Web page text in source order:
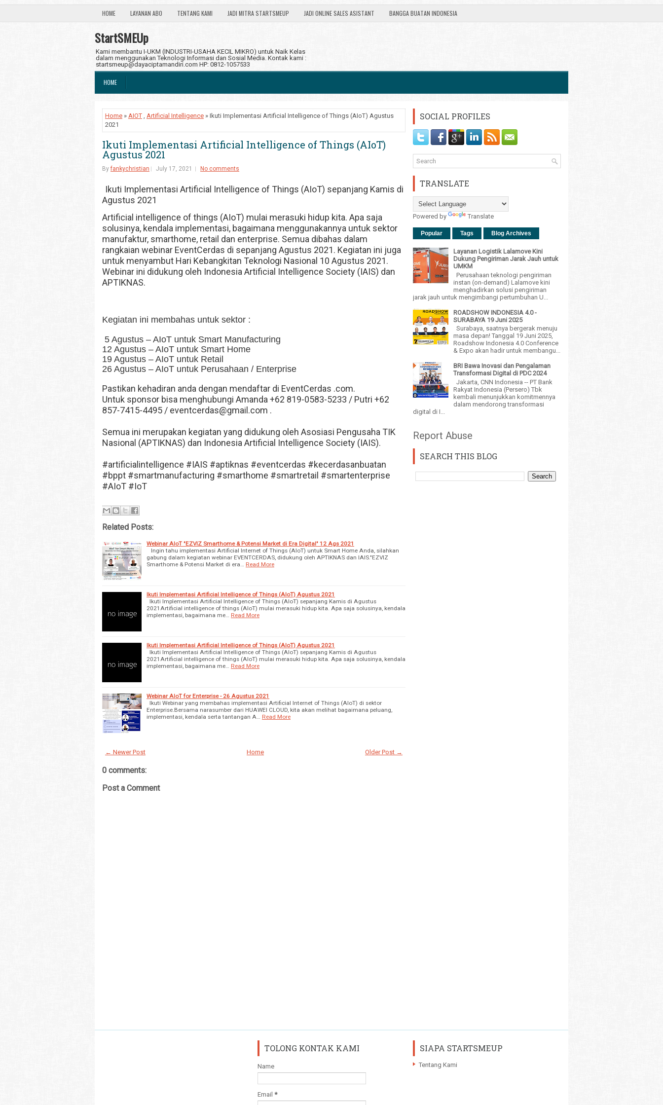
HOME LAYANAN ABO TENTANG KAMI JADI MITRA STARTSMEUP JADI ONLINE SALES ASISTANT BANGGA BUATAN INDONESIA
StartSMEUp
Kami membantu I-UKM (INDUSTRI-USAHA KECIL MIKRO) untuk Naik Kelas
dalam menggunakan Teknologi Informasi dan Sosial Media. Kontak kami :
startsmeup@dayaciptamandiri.com HP: 0812-1057533
HOME
Home » AIOT , Artificial Intelligence » Ikuti Implementasi Artificial Intelligence of Things (AIoT) Agustus
2021
Ikuti Implementasi Artificial Intelligence of Things (AIoT)
Agustus 2021
Byfankychristian July 17, 2021 No comments
Ikuti Implementasi Artificial Intelligence of Things (AIoT) sepanjang Kamis di
Agustus 2021
Artificial intelligence of things (AIoT) mulai merasuki hidup kita. Apa saja
solusinya, kendala implementasi, bagaimana menggunakannya untuk sektor
manufaktur, smarthome, retail dan enterprise. Semua dibahas dalam
rangkaian webinar EventCerdas di sepanjang Agustus 2021. Kegiatan ini juga
untuk menyambut Hari Kebangkitan Teknologi Nasional 10 Agustus 2021.
Webinar ini didukung oleh Indonesia Artificial Intelligence Society (IAIS) dan
APTIKNAS.
Kegiatan ini membahas untuk sektor :
5 Agustus – AIoT untuk Smart Manufacturing
12 Agustus – AIoT untuk Smart Home
19 Agustus – AIoT untuk Retail
26 Agustus – AIoT untuk Perusahaan / Enterprise
Pastikan kehadiran anda dengan mendaftar di EventCerdas .com.
Untuk sponsor bisa menghubungi Amanda +62 819-0583-5233 / Putri +62
857-7415-4495 / eventcerdas@gmail.com .
Semua ini merupakan kegiatan yang didukung oleh Asosiasi Pengusaha TIK
Nasional (APTIKNAS) dan Indonesia Artificial Intelligence Society (IAIS).
#artificialintelligence #IAIS #aptiknas #eventcerdas #kecerdasanbuatan
#bppt #smartmanufacturing #smarthome #smartretail #smartenterprise
#AIoT #IoT
Related Posts:
Webinar AIoT "EZVIZ Smarthome & Potensi Market di Era Digital" 12 Ags 2021
Ingin tahu implementasi Artificial Internet of Things (AIoT) untuk Smart Home Anda, silahkan
gabung dalam kegiatan webinar EVENTCERDAS, didukung oleh APTIKNAS dan IAIS."EZVIZ
Smarthome & Potensi Market di era…
Read More
Ikuti Implementasi Artificial Intelligence of Things (AIoT) Agustus 2021
Ikuti Implementasi Artificial Intelligence of Things (AIoT) sepanjang Kamis di Agustus
2021Artificial intelligence of things (AIoT) mulai merasuki hidup kita. Apa saja solusinya, kendala
implementasi, bagaimana me…
Read More
Ikuti Implementasi Artificial Intelligence of Things (AIoT) Agustus 2021
Ikuti Implementasi Artificial Intelligence of Things (AIoT) sepanjang Kamis di Agustus
2021Artificial intelligence of things (AIoT) mulai merasuki hidup kita. Apa saja solusinya, kendala
implementasi, bagaimana me…
Read More
Webinar AIoT for Enterprise - 26 Agustus 2021
Ikuti Webinar yang membahas implementasi Artificial Internet of Things (AIoT) di sektor
Enterprise.Bersama narasumber dari HUAWEI CLOUD, kita akan melihat bagaimana peluang,
implementasi, kendala serta tantangan A…
Read More
← Newer Post Older Post →
Home
0 comments:
Post a Comment
SOCIAL PROFILES
TRANSLATE
Powered by Translate
Popular Tags Blog Archives
Layanan Logistik Lalamove Kini
Dukung Pengiriman Jarak Jauh untuk
UMKM
Perusahaan teknologi pengiriman
instan (on-demand) Lalamove kini
menghadirkan solusi pengiriman
jarak jauh untuk mengimbangi pertumbuhan U...
ROADSHOW INDONESIA 4.0 -
SURABAYA 19 Juni 2025
Surabaya, saatnya bergerak menuju
masa depan! Tanggal 19 Juni 2025,
Roadshow Indonesia 4.0 Conference
& Expo akan hadir untuk membangu...
BRI Bawa Inovasi dan Pengalaman
Transformasi Digital di PDC 2024
Jakarta, CNN Indonesia -- PT Bank
Rakyat Indonesia (Persero) Tbk
kembali menunjukkan komitmennya
dalam mendorong transformasi
digital di I...
Report Abuse
SEARCH THIS BLOG
TOLONG KONTAK KAMI
Name
Email *
SIAPA STARTSMEUP
Tentang Kami